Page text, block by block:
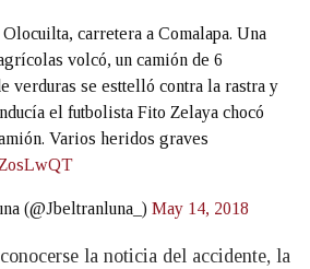
carretera a Comalapa. Una
volcó, un camión de 6
verduras se esttelló contra la rastra y
el futbolista Fito Zelaya chocó
Varios heridos graves
(@Jbeltranluna_) May 14, 2018
la noticia del accidente, la